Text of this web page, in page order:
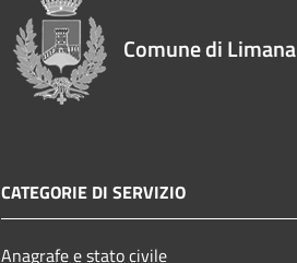
Comune di Limana
CATEGORIE DI SERVIZIO
Anagrafe e stato civile